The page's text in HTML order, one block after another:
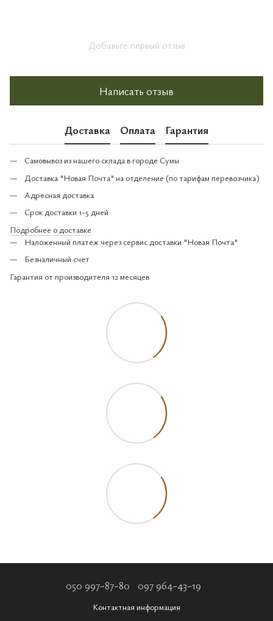
Добавьте первый отзыв
Написать отзыв
Доставка Оплата Гарантия
Самовывоз из нашего склада в городе Сумы
Доставка "Новая Почта" на отделение (по тарифам перевозчика)
Адресная доставка
Срок доставки 1-5 дней
Подробнее о доставке
Наложенный платеж через сервис доставки "Новая Почта"
Безналичный счет
Гарантия от производителя 12 месяцев
050 997-87-80 097 964-43-19
Контактная информация